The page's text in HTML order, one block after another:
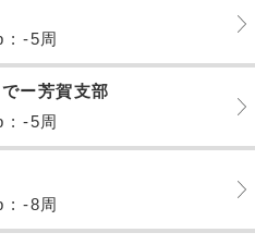
: -5周
ー芳賀支部
: -5周
: -8周